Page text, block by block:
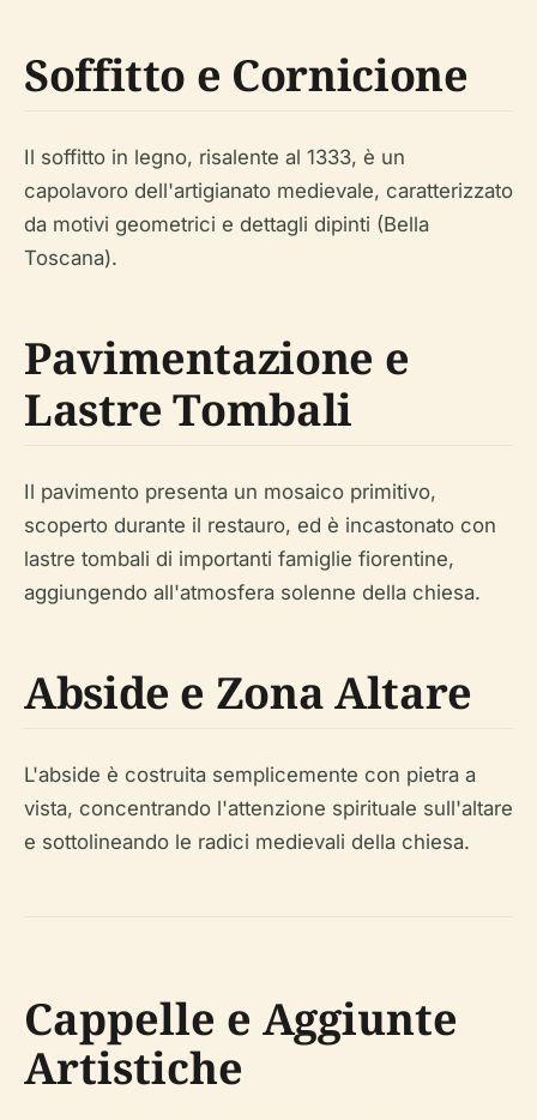
Soffitto e Cornicione
Il soffitto in legno, risalente al 1333, è un
capolavoro dell'artigianato medievale, caratterizzato
da motivi geometrici e dettagli dipinti (Bella
Toscana).
Pavimentazione e
Lastre Tombali
Il pavimento presenta un mosaico primitivo,
scoperto durante il restauro, ed è incastonato con
lastre tombali di importanti famiglie fiorentine,
aggiungendo all'atmosfera solenne della chiesa.
Abside e Zona Altare
L'abside è costruita semplicemente con pietra a
vista, concentrando l'attenzione spirituale sull'altare
e sottolineando le radici medievali della chiesa.
Cappelle e Aggiunte
Artistiche